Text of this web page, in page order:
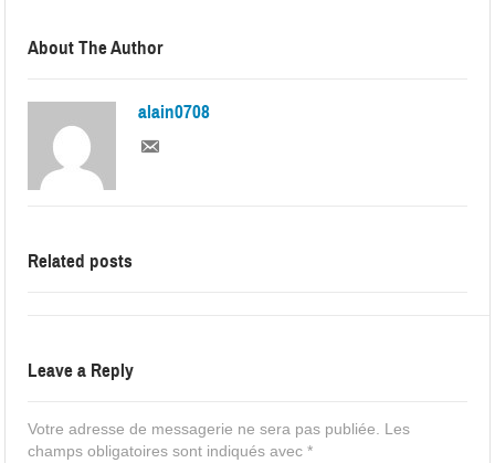
About The Author
alain0708
Related posts
Leave a Reply
Votre adresse de messagerie ne sera pas publiée.
Les
champs obligatoires sont indiqués avec*